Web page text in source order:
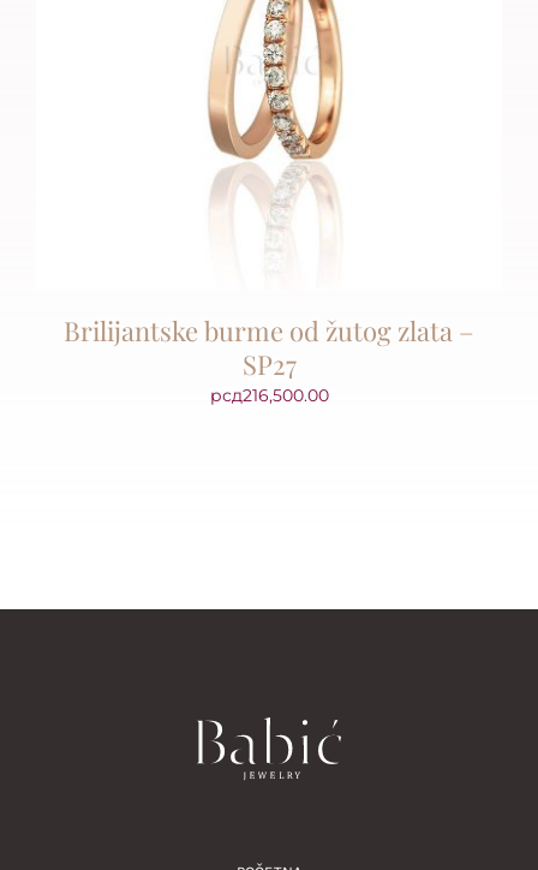
Brilijantske burme od žutog zlata –
SP27
рсд216,500.00